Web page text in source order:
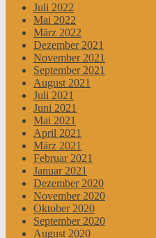
Juli 2022
Mai 2022
März 2022
Dezember 2021
November 2021
September 2021
August 2021
Juli 2021
Juni 2021
Mai 2021
April 2021
März 2021
Februar 2021
Januar 2021
Dezember 2020
November 2020
Oktober 2020
September 2020
August 2020